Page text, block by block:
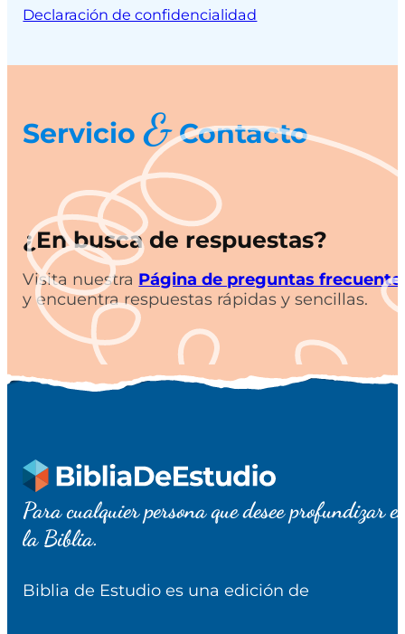
Declaración de confidencialidad
Servicio&Contacto
¿En busca de respuestas?
Visita nuestra Página de preguntas
y encuentra respuestas rápidas y sencillas.
Para cualquier persona que desee profundizar
la Biblia.
Biblia de Estudio es una edición de